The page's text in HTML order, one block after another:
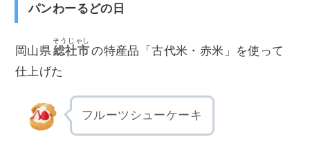
パンわーるどの日
岡山県 総社市
そうじゃし
の特産品「古代米・赤米」を使って
仕上げた
フルーツシューケーキ